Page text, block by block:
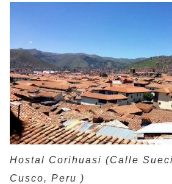
Hostal Corihuasi (Calle
Cusco, Peru )